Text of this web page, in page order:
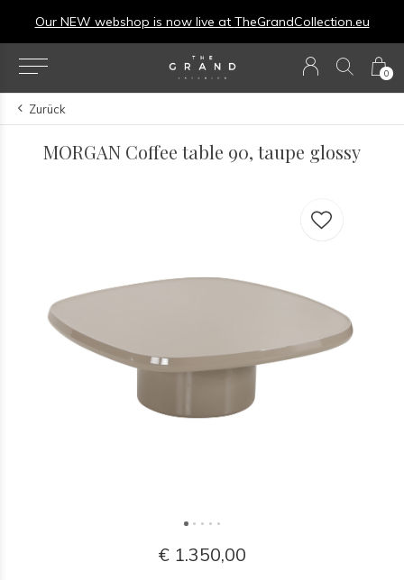
0
Our NEW webshop is now live at TheGrandCollection.eu
Zurück
MORGAN Coffee table 90, taupe glossy
€ 1.350,00